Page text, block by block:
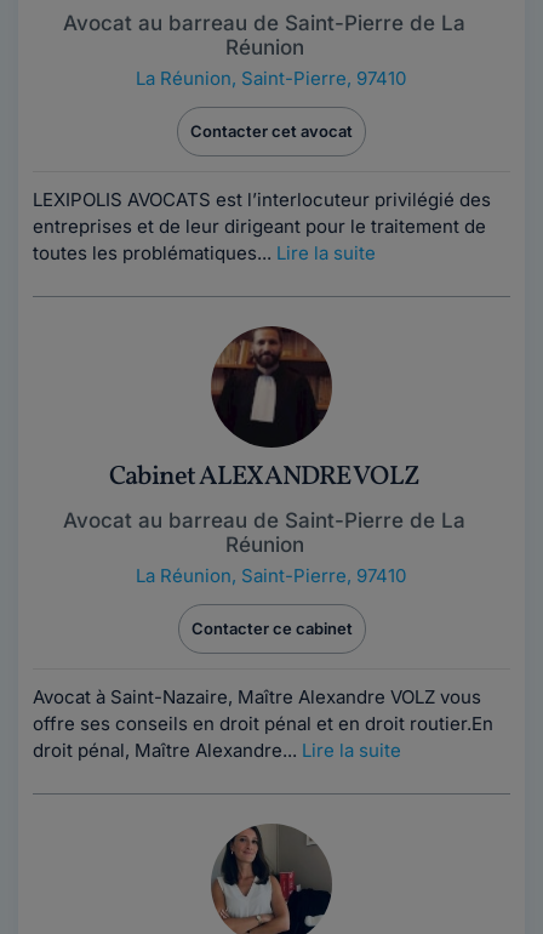
Avocat au barreau de Saint-Pierre de La
Réunion
La Réunion, Saint-Pierre, 97410
Contacter cet avocat
LEXIPOLIS AVOCATS est l’interlocuteur privilégié des
entreprises et de leur dirigeant pour le traitement de
toutes les problématiques... Lire la suite
Cabinet ALEXANDRE VOLZ
Avocat au barreau de Saint-Pierre de La
Réunion
La Réunion, Saint-Pierre, 97410
Contacter ce cabinet
Avocat à Saint-Nazaire, Maître Alexandre VOLZ vous
offre ses conseils en droit pénal et en droit routier.En
droit pénal, Maître Alexandre... Lire la suite